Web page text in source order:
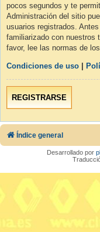
pocos segundos y te
Administración del sitio
usuarios registrados.
familiarizado con nuestros
favor, lee las normas de
Condiciones de uso
REGISTRARSE
Índice general
Desarrollado por